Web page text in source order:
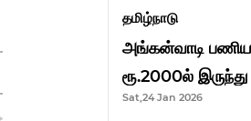
தமிழ்நாடு
அங்கன்வாடி
ரூ.2000ல்
முதல்வர்
Sat,24 Jan 2026